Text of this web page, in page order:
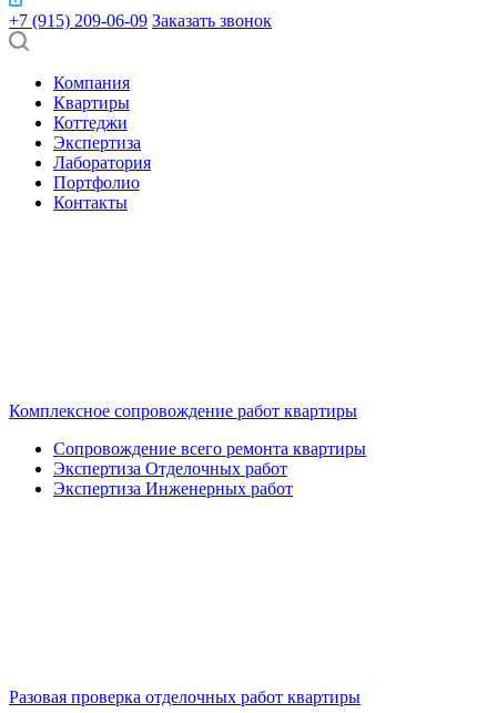
+7 (915) 209-06-09 Заказать звонок
Компания
Квартиры
Коттеджи
Экспертиза
Лаборатория
Портфолио
Контакты
Комплексное сопровождение работ квартиры
Сопровождение всего ремонта квартиры
Экспертиза Отделочных работ
Экспертиза Инженерных работ
Разовая проверка отделочных работ квартиры